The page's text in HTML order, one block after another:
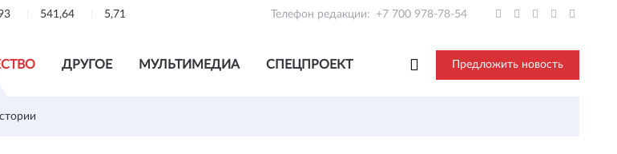
541,64 5,71 Телефон редакции: +7 700 978-78-54
ДРУГОЕ МУЛЬТИМЕДИА СПЕЦПРОЕКТ Предложить новость